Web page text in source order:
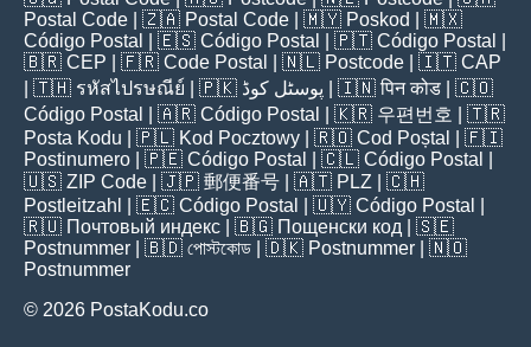
Postal Code | 🇿🇦 Postal Code | 🇲🇾 Poskod
| 🇲🇽
Código Postal
| 🇪🇸 Código Postal | 🇵🇹 Código Postal
🇧🇷 CEP | 🇫🇷 Code Postal | 🇳🇱 Postcode | 🇮🇹 CAP
| 🇹🇭 รหัสไปรษณีย์ | 🇵🇰 پوسٹل کوڈ | 🇮🇳पिन कोड | 🇨🇴
Código Postal
| 🇦🇷 Código Postal | 🇰🇷 우편번호 | 🇹🇷
Posta Kodu | 🇵🇱 Kod Pocztowy | 🇷🇴 Cod Poștal
| 🇫🇮
Postinumero | 🇵🇪 Código Postal | 🇨🇱 Código Postal
🇺🇸 ZIP Code | 🇯🇵 郵便番号 | 🇦🇹 PLZ | 🇨🇭
Postleitzahl
| 🇪🇨 Código Postal | 🇺🇾 Código Postal
🇷🇺 Почтовый индекс | 🇧🇬 Пощенски код | 🇸🇪
Postnummer | 🇧🇩 পোস্টকোড | 🇩🇰 Postnummer | 🇳🇴
Postnummer
© 2026 PostaKodu.co